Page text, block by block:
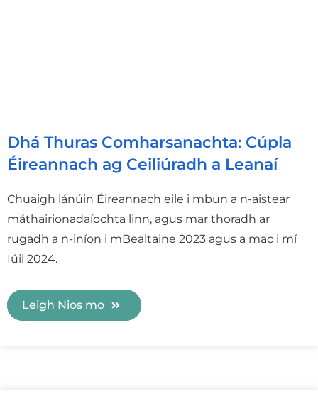
Dhá Thuras Comharsanachta: Cúpla
Éireannach ag Ceiliúradh a Leanaí
Chuaigh lánúin Éireannach eile i mbun a n-aistear
máthairionadaíochta linn, agus mar thoradh ar
rugadh a n-iníon i mBealtaine 2023 agus a mac i mí
Iúil 2024.
Leigh Nios mo